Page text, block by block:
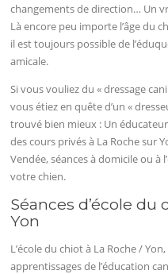
changements de direction… Un
Là encore peu importe l’âge du
il est toujours possible de
amicale.
Si vous vouliez du « dressage
vous étiez en quête d’un «
trouvé bien mieux : Un
des cours privés à La Roche sur
Vendée, séances à domicile ou à
votre chien.
Séances d’école du
Yon
L’école du chiot à La Roche /
apprentissages de l’éducation